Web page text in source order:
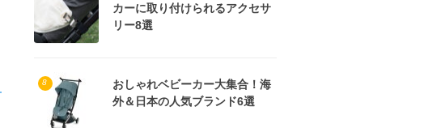
カーに取り付けられるアクセサ
リー8選
8
おしゃれベビーカー大集合！海
外＆日本の人気ブランド6選